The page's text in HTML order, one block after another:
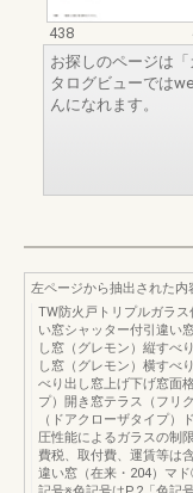
438
お探しのページは
タログビューでは
んになれます。
左ページから抽出された内
TW防火戸トリプルガラ
い窓シャッター付引違い
し窓（グレモン）縦すべ
し窓（グレモン）横すべ
べり出し窓上げ下げ窓面
プ）開き窓テラス（フリ
（ドアクローザタイプ）
圧性能によるガラスの制
費税、取付費、運賃等は
違い窓（在来・204）マ